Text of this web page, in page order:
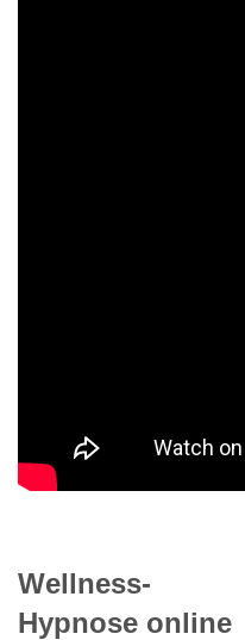
Wellness-
Hypnose online